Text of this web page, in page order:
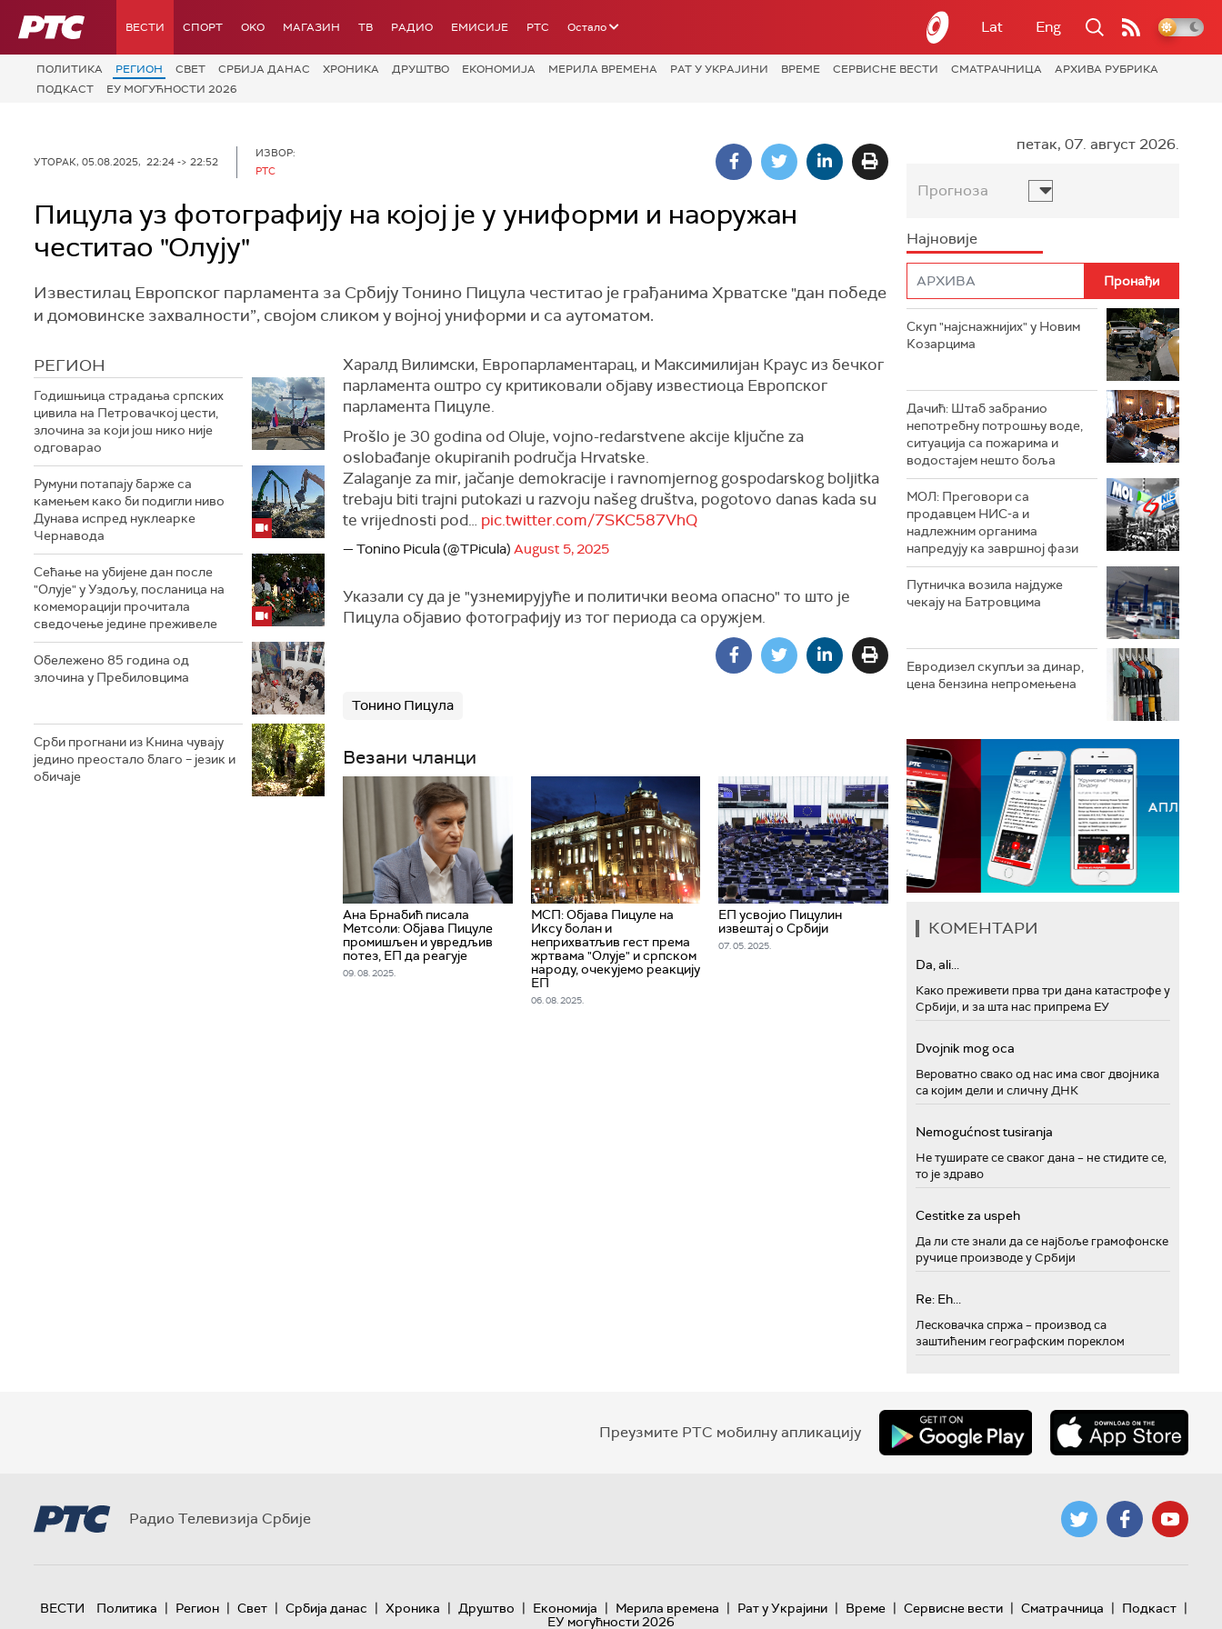
РТС ВЕСТИ СПОРТ OKO МАГАЗИН ТВ РАДИО ЕМИСИЈЕ РТС Остало Lat Eng
ПОЛИТИКА РЕГИОН СВЕТ СРБИЈА ДАНАС ХРОНИКА ДРУШТВО ЕКОНОМИЈА МЕРИЛА ВРЕМЕНА РАТ У УКРАЈИНИ ВРЕМЕ СЕРВИСНЕ ВЕСТИ СМАТРАЧНИЦА
АРХИВА РУБРИКА
ПОДКАСТ
ЕУ МОГУЋНОСТИ 2026
УТОРАК, 05.08.2025, 22:24 -> 22:52
ИЗВОР:
РТС
Пицула уз фотографију на којој је у униформи и наоружан
честитао "Олују"
Известилац Европског парламента за Србију Тонино Пицула честитао је грађанима Хрватске "дан победе
и домовинске захвалности”, својом сликом у војној униформи и са аутоматом.
РЕГИОН
Годишњица страдања српских
цивила на Петровачкој цести,
злочина за који још нико није
одговарао
Румуни потапају барже са
камењем како би подигли ниво
Дунава испред нуклеарке
Чернавода
Сећање на убијене дан после
"Олује" у Уздољу, посланица на
комеморацији прочитала
сведочење једине преживеле
Обележено 85 година од
злочина у Пребиловцима
Срби прогнани из Книна чувају
једино преостало благо – језик и
обичаје
Харалд Вилимски, Европарламентарац, и Максимилијан Краус из бечког
парламента оштро су критиковали објаву известиоца Европског
парламента Пицуле.
Prošlo je 30 godina od Oluje, vojno-redarstvene akcije ključne za
oslobađanje okupiranih područja Hrvatske.
Zalaganje za mir, jačanje demokracije i ravnomjernog gospodarskog boljitka
trebaju biti trajni putokazi u razvoju našeg društva, pogotovo danas kada su
te vrijednosti pod… pic.twitter.com/7SKC587VhQ
— Tonino Picula (@TPicula) August 5, 2025
Указали су да је "узнемирујуће и политички веома опасно" то што је
Пицула објавио фотографију из тог периода са оружјем.
Тонино Пицула
Везани чланци
Ана Брнабић писала
Метсоли: Објава Пицуле
промишљен и увредљив
потез, ЕП да реагује
09. 08. 2025.
МСП: Објава Пицуле на
Иксу болан и
неприхватљив гест према
жртвама "Олује" и српском
народу, очекујемо реакцију
ЕП
06. 08. 2025.
ЕП усвојио Пицулин
извештај о Србији
07. 05. 2025.
петак, 07. август 2026.
Прогноза
Најновије
Скуп "најснажнијих" у Новим
Козарцима
Дачић: Штаб забранио
непотребну потрошњу воде,
ситуација са пожарима и
водостајем нешто боља
МОЛ: Преговори са
продавцем НИС-а и
надлежним органима
напредују ка завршној фази
Путничка возила најдуже
чекају на Батровцима
Евродизел скупљи за динар,
цена бензина непромењена
КОМЕНТАРИ
Da, ali...
Како преживети прва три дана катастрофе у
Србији, и за шта нас припрема ЕУ
Dvojnik mog oca
Вероватно свако од нас има свог двојника
са којим дели и сличну ДНК
Nemogućnost tusiranja
Не туширате се сваког дана – не стидите се,
то је здраво
Cestitke za uspeh
Да ли сте знали да се најбоље грамофонске
ручице производе у Србији
Re: Eh...
Лесковачка спржа – производ са
заштићеним географским пореклом
Преузмите РТС мобилну апликацију
Радио Телевизија Србије
ВЕСТИ Политика | Регион | Свет | Србија данас | Хроника | Друштво | Економија | Мерила времена | Рат у Украјини | Време | Сервисне вести | Сматрачница | Подкаст |
ЕУ могућности 2026